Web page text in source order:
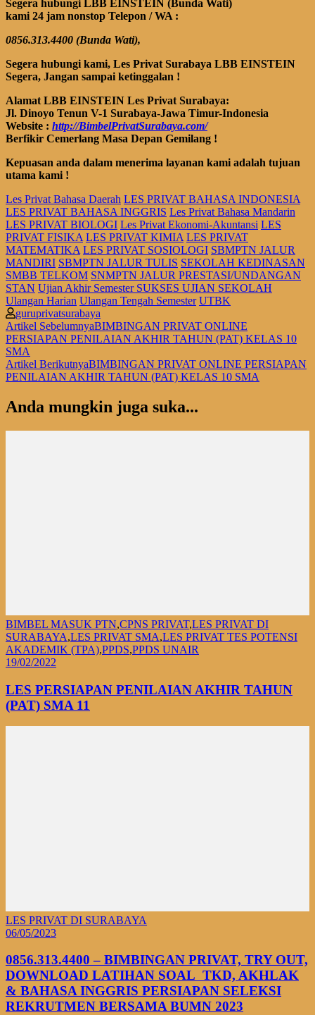
Segera hubungi LBB EINSTEIN (Bunda Wati)
kami 24 jam nonstop Telepon / WA :
0856.313.4400 (Bunda Wati),
Segera hubungi kami, Les Privat Surabaya LBB EINSTEIN
Segera, Jangan sampai ketinggalan !
Alamat LBB EINSTEIN Les Privat Surabaya:
Jl. Dinoyo Tenun V-1 Surabaya-Jawa Timur-Indonesia
Website : http://BimbelPrivatSurabaya.com/
Berfikir Cemerlang Masa Depan Gemilang !
Kepuasan anda dalam menerima layanan kami adalah tujuan
utama kami !
Les Privat Bahasa Daerah LES PRIVAT BAHASA INDONESIA
LES PRIVAT BAHASA INGGRIS Les Privat Bahasa Mandarin
LES PRIVAT BIOLOGI Les Privat Ekonomi-Akuntansi LES
PRIVAT FISIKA LES PRIVAT KIMIA LES PRIVAT
MATEMATIKA LES PRIVAT SOSIOLOGI SBMPTN JALUR
MANDIRI SBMPTN JALUR TULIS SEKOLAH KEDINASAN
SMBB TELKOM SNMPTN JALUR PRESTASI/UNDANGAN
STAN Ujian Akhir Semester SUKSES UJIAN SEKOLAH
Ulangan Harian Ulangan Tengah Semester UTBK
guruprivatsurabaya
Navigasi
Artikel
Artikel SebelumnyaBIMBINGAN PRIVAT ONLINE
PERSIAPAN PENILAIAN AKHIR TAHUN (PAT) KELAS 10
SMA
Artikel BerikutnyaBIMBINGAN PRIVAT ONLINE PERSIAPAN
PENILAIAN AKHIR TAHUN (PAT) KELAS 10 SMA
Anda mungkin juga suka...
BIMBEL MASUK PTN,CPNS PRIVAT,LES PRIVAT DI
SURABAYA,LES PRIVAT SMA,LES PRIVAT TES POTENSI
AKADEMIK (TPA),PPDS,PPDS UNAIR
19/02/2022
LES PERSIAPAN PENILAIAN AKHIR TAHUN
(PAT) SMA 11
LES PRIVAT DI SURABAYA
06/05/2023
0856.313.4400 – BIMBINGAN PRIVAT, TRY OUT,
DOWNLOAD LATIHAN SOAL TKD, AKHLAK
& BAHASA INGGRIS PERSIAPAN SELEKSI
REKRUTMEN BERSAMA BUMN 2023